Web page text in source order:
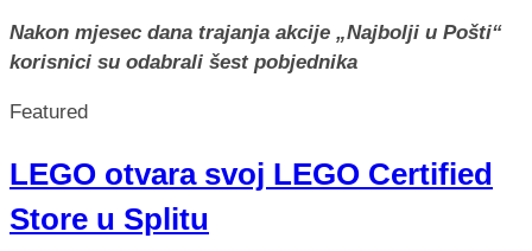
Nakon mjesec dana trajanja akcije „Najbolji u Pošti“
korisnici su odabrali šest pobjednika
Featured
LEGO otvara svoj LEGO Certified
Store u Splitu